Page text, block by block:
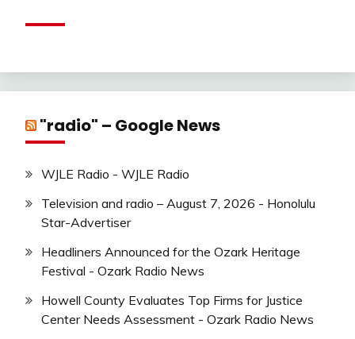
"radio" – Google News
WJLE Radio - WJLE Radio
Television and radio – August 7, 2026 - Honolulu
Star-Advertiser
Headliners Announced for the Ozark Heritage
Festival - Ozark Radio News
Howell County Evaluates Top Firms for Justice
Center Needs Assessment - Ozark Radio News